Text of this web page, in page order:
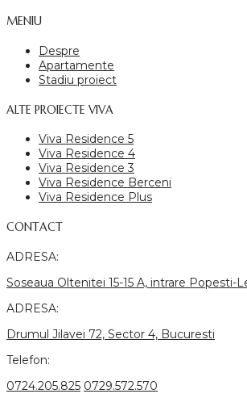
MENIU
Despre
Apartamente
Stadiu proiect
ALTE PROIECTE VIVA
Viva Residence 5
Viva Residence 4
Viva Residence 3
Viva Residence Berceni
Viva Residence Plus
CONTACT
ADRESA:
Soseaua Oltenitei 15-15 A, intrare Popesti-
ADRESA:
Drumul Jilavei 72, Sector 4, Bucuresti
Telefon:
0724.205.825 0729.572.570